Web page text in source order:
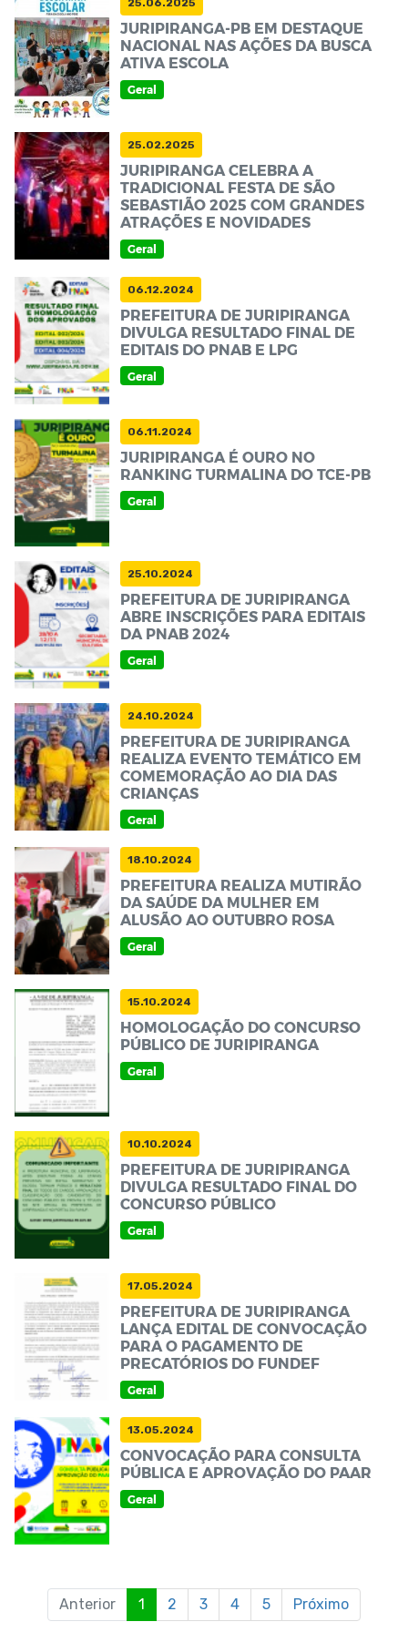
25.06.2025
JURIPIRANGA-PB EM DESTAQUE
NACIONAL NAS AÇÕES DA BUSCA
ATIVA ESCOLA
Geral
25.02.2025
JURIPIRANGA CELEBRA A
TRADICIONAL FESTA DE SÃO
SEBASTIÃO 2025 COM GRANDES
ATRAÇÕES E NOVIDADES
Geral
06.12.2024
PREFEITURA DE JURIPIRANGA
DIVULGA RESULTADO FINAL DE
EDITAIS DO PNAB E LPG
Geral
06.11.2024
JURIPIRANGA É OURO NO
RANKING TURMALINA DO TCE-PB
Geral
25.10.2024
PREFEITURA DE JURIPIRANGA
ABRE INSCRIÇÕES PARA EDITAIS
DA PNAB 2024
Geral
24.10.2024
PREFEITURA DE JURIPIRANGA
REALIZA EVENTO TEMÁTICO EM
COMEMORAÇÃO AO DIA DAS
CRIANÇAS
Geral
18.10.2024
PREFEITURA REALIZA MUTIRÃO
DA SAÚDE DA MULHER EM
ALUSÃO AO OUTUBRO ROSA
Geral
15.10.2024
HOMOLOGAÇÃO DO CONCURSO
PÚBLICO DE JURIPIRANGA
Geral
10.10.2024
PREFEITURA DE JURIPIRANGA
DIVULGA RESULTADO FINAL DO
CONCURSO PÚBLICO
Geral
17.05.2024
PREFEITURA DE JURIPIRANGA
LANÇA EDITAL DE CONVOCAÇÃO
PARA O PAGAMENTO DE
PRECATÓRIOS DO FUNDEF
Geral
13.05.2024
CONVOCAÇÃO PARA CONSULTA
PÚBLICA E APROVAÇÃO DO PAAR
Geral
Anterior 1 2 3 4 5 Próximo